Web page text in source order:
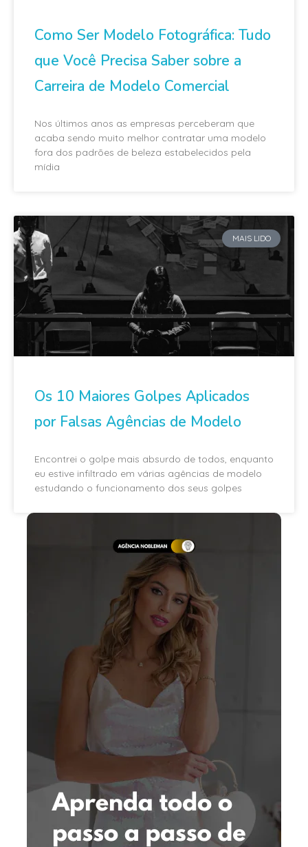
Como Ser Modelo Fotográfica: Tudo
que Você Precisa Saber sobre a
Carreira de Modelo Comercial
Nos últimos anos as empresas perceberam que
acaba sendo muito melhor contratar uma modelo
fora dos padrões de beleza estabelecidos pela
mídia
MAIS LIDO
Os 10 Maiores Golpes Aplicados
por Falsas Agências de Modelo
Encontrei o golpe mais absurdo de todos, enquanto
eu estive infiltrado em várias agências de modelo
estudando o funcionamento dos seus golpes